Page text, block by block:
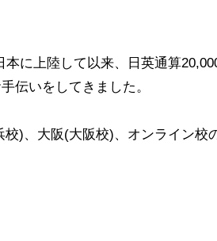
に上陸して以来、日英通算
伝いをしてきました。
)、大阪(大阪校)、オンライン校